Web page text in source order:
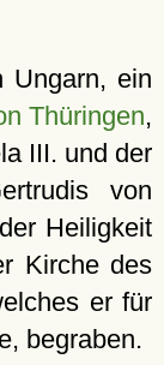
Ungarn, ein
Thüringen,
III. und der
von
Heiligkeit
Kirche des
er für
begraben.